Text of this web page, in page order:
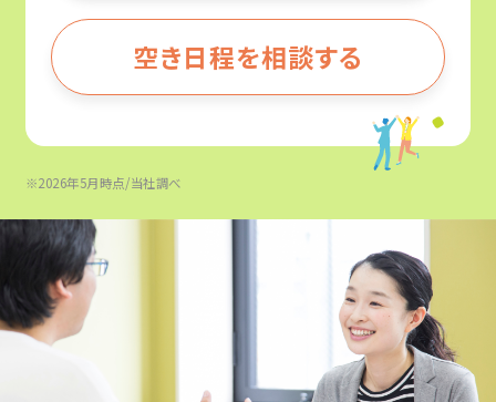
空き日程を相談する
※2026年5月時点/当社調べ